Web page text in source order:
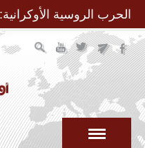
الحرب الروسية